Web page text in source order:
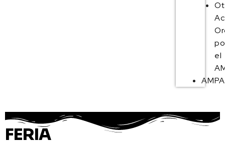
el
AMPA
FERIA